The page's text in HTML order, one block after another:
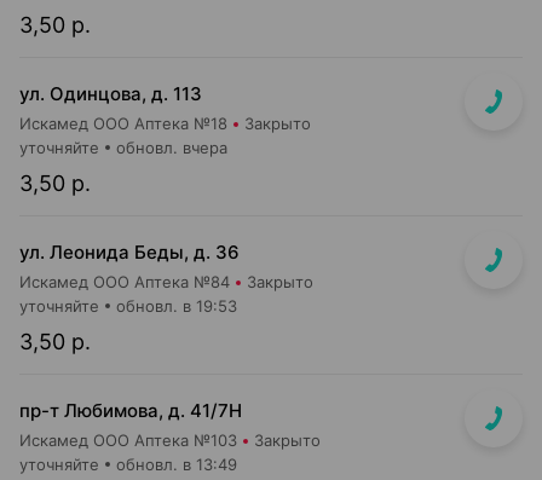
3,50 р.
ул. Одинцова, д. 113
Искамед ООО Аптека №18 Закрыто
3,50 р.
уточняйте обновл. вчера
ул. Леонида Беды, д. 36
Искамед ООО Аптека №84 Закрыто
3,50 р.
уточняйте обновл. в 19:53
пр-т Любимова, д. 41/7Н
Искамед ООО Аптека №103 Закрыто
уточняйте обновл. в 13:49